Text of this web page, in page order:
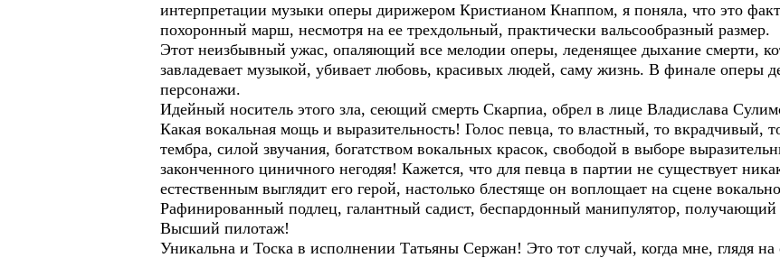
интерпретации музыки оперы дирижером Кристианом Кнаппом, я поняла, что это
похоронный марш, несмотря на ее трехдольный, практически вальсообразный размер.
Этот неизбывный ужас, опаляющий все мелодии оперы, леденящее дыхание смерти,
завладевает музыкой, убивает любовь, красивых людей, саму жизнь. В финале оперы
персонажи.
Идейный носитель этого зла, сеющий смерть Скарпиа, обрел в лице Владислава
Какая вокальная мощь и выразительность! Голос певца, то властный, то вкрадчивый,
тембра, силой звучания, богатством вокальных красок, свободой в выборе
законченного циничного негодяя! Кажется, что для певца в партии не существует
естественным выглядит его герой, настолько блестяще он воплощает на сцене
Рафинированный подлец, галантный садист, беспардонный манипулятор, получающий
Высший пилотаж!
Уникальна и Тоска в исполнении Татьяны Сержан! Это тот случай, когда мне, глядя